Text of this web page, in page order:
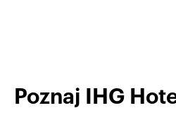
Poznaj IHG